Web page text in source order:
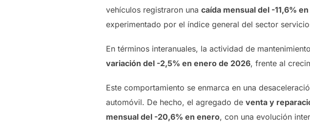
vehículos registraron una caída mensual del -11,6%
experimentado por el índice general del sector
En términos interanuales, la actividad de
variación del -2,5% en enero de 2026, frente al
Este comportamiento se enmarca en una
automóvil. De hecho, el agregado de venta y
mensual del -20,6% en enero, con una evolución